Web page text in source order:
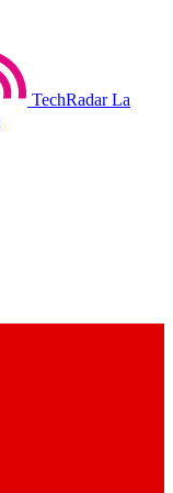
TechRadar La